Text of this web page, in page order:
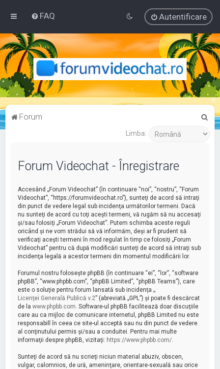
FAQ Autentificare
Forum
Limba:
Forum Videochat - Înregistrare
Accesând „Forum Videochat” (în continuare “noi”, “nostru”, “Forum
Videochat”, “https://forumvideochat.ro”), sunteţi de acord să intraţi
din punct de vedere legal sub incidenţa următorilor termeni. Dacă
nu sunteţi de acord cu toţi aceşti termeni, vă rugăm să nu accesaţi
şi/sau folosiţi „Forum Videochat”. Putem schimba aceste reguli
oricând şi ne vom strădui să vă informăm, deşi ar fi prudent să
verificaţi aceşti termeni în mod regulat în timp ce folosiţi „Forum
Videochat” pentru că după modificări sunteţi de acord să intraţi sub
incidenţa legală a acestor termeni din momentul modificării lor.
Forumul nostru foloseşte phpBB (în continuare “ei”, “lor”, “software
phpBB”, “www.phpbb.com”, “phpBB Limited”, “phpBB Teams”), care
este o soluţie pentru forum lansată sub incidenţa „
Licenţei Generală Publică v.2” (abreviată „GPL”) şi poate fi descărcat
de lawww.phpbb.com. Software-ul phpBB facilitează doar discuţiile
care au ca mijloc de comunicare internetul, phpBB Limited nu este
responsabill în ceea ce site-ul acceptă sau nu din punct de vedere
al conţinutului permis şi/sau a conduitei. Pentru mai multe
informaţii despre phpBB, vizitaţi: https://www.phpbb.com/.
Sunteţi de acord să nu scrieţi niciun material abuziv, obscen,
vulgar, calomnios, de ură, ameninţare, orientare-sexuală sau orice